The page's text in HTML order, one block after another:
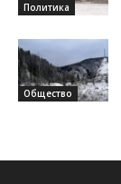
Политика
Общество